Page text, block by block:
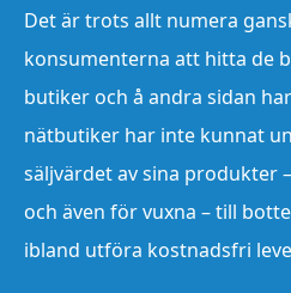
Det är trots allt numera
konsumenterna att hitta de
butiker och å andra sidan
nätbutiker har inte kunnat
säljvärdet av sina produkter
och även för vuxna – till
ibland utföra kostnadsfri